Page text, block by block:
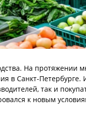
На протяжении
в Санкт-
так и
к новым